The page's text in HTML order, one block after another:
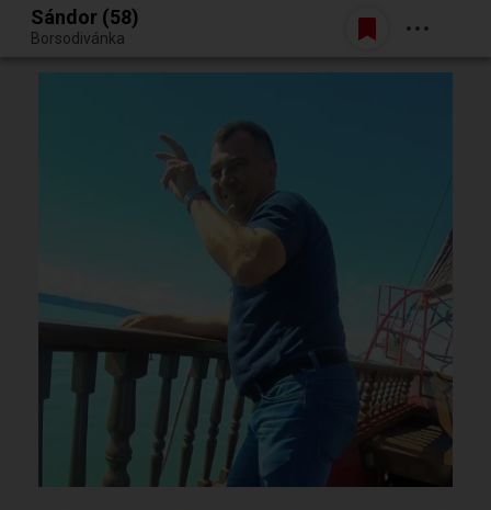
Egy jó randiból bármi lehet.
Belépés
Sándor (58)
Borsodivánka